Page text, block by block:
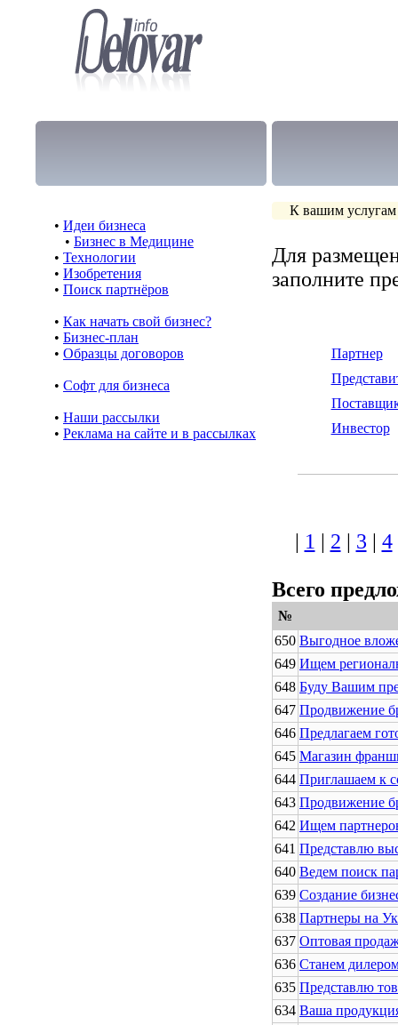
• Идеи бизнеса
• Бизнес в Медицине
• Технологии
• Изобретения
• Поиск партнёров
• Как начать свой бизнес?
• Бизнес-план
• Образцы договоров
• Cофт для бизнеса
• Наши рассылки
• Реклама на сайте и в рассылках
К вашим услугам
Для
заполните
Партнер
Инвестор
| 1 | 2 | 3 | 4
Всего
№
650 Выгодное
649 Ищем
648 Буду Вашим
647 Продвижение
646 Предлагаем
645 Магазин
644 Приглашаем к
643 Продвижение
642 Ищем
641 Представлю
640 Ведем поиск
639 Создание
638 Партнеры на
637 Оптовая
636 Станем
635 Представлю
634 Ваша